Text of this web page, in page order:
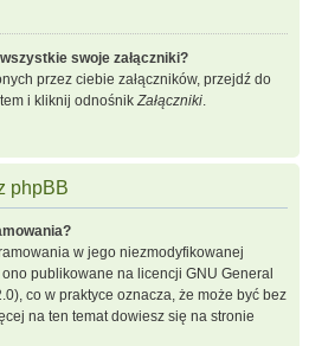
swoje załączniki?
przez ciebie załączników, przejdź do
i kliknij odnośnikZałączniki.
phpBB
w jego niezmodyfikowanej
ono publikowane na licencji GNU General
co w praktyce oznacza, że może być bez
na ten temat dowiesz się na stronie